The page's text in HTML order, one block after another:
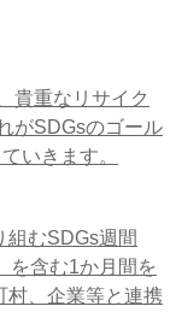
貴重なリサイク
がSDGsのゴール
いきます。
組むSDGs週間
を含む1か月間を
村、企業等と連携